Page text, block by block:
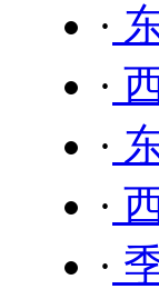
·
·
·
·
·